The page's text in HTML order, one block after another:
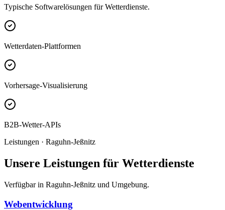
Typische Softwarelösungen für Wetterdienste.
Wetterdaten-Plattformen
Vorhersage-Visualisierung
B2B-Wetter-APIs
Leistungen · Raguhn-Jeßnitz
Unsere Leistungen für Wetterdienste
Verfügbar in Raguhn-Jeßnitz und Umgebung.
Webentwicklung